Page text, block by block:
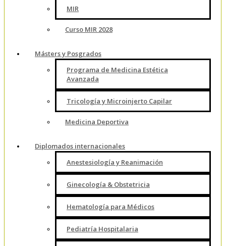
MIR
Curso MIR 2028
Másters y Posgrados
Programa de Medicina Estética
Avanzada
Tricología y Microinjerto Capilar
Medicina Deportiva
Diplomados internacionales
Anestesiología y Reanimación
Ginecología & Obstetricia
Hematología para Médicos
Pediatría Hospitalaria